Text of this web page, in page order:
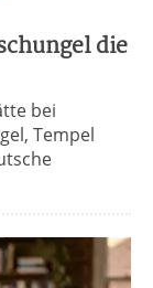
die
bei
Tempel